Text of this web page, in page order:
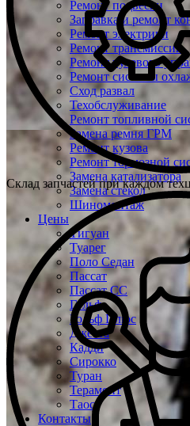
Ремонт подвески
Заправка и ремонт
Ремонт электрики
Ремонт трансмиссии
Ремонт рулевого
Ремонт системы
Сход развал
Техобслуживание
Ремонт топливной
Замена ремня ГРМ
Ремонт кузова
Ремонт тормозной
Замена катализатора
Замена стекол
Шиномонтаж
Цены
Тигуан
Туарег
Поло Седан
Пассат
Пассат СС
Гольф
Гольф Плюс
Джетта
Кадди
Сирокко
Туран
Терамонт
Таос
Контакты
Склад запчастей при каждом